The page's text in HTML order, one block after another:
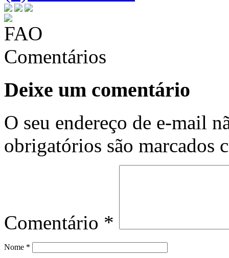
Comentários
Deixe um comentário
O seu endereço de e-mail
obrigatórios são marcados
Comentário *
Nome *